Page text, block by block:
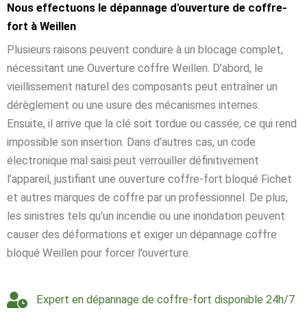
Nous effectuons le dépannage d'ouverture de coffre-
fort à Weillen
Plusieurs raisons peuvent conduire à un blocage complet,
nécessitant une Ouverture coffre Weillen. D’abord, le
vieillissement naturel des composants peut entraîner un
dérèglement ou une usure des mécanismes internes.
Ensuite, il arrive que la clé soit tordue ou cassée, ce qui rend
impossible son insertion. Dans d’autres cas, un code
électronique mal saisi peut verrouiller définitivement
l’appareil, justifiant une ouverture coffre-fort bloqué Fichet
et autres marques de coffre par un professionnel. De plus,
les sinistres tels qu’un incendie ou une inondation peuvent
causer des déformations et exiger un dépannage coffre
bloqué Weillen pour forcer l’ouverture.
Expert en dépannage de coffre-fort disponible 24h/7